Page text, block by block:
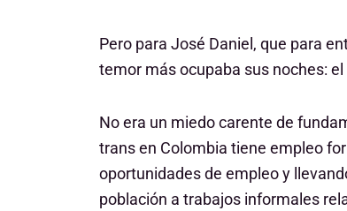
Pero para José Daniel, que para
temor más ocupaba sus noches:
No era un miedo carente de
trans en Colombia tiene empleo
oportunidades de empleo y
población a trabajos informales